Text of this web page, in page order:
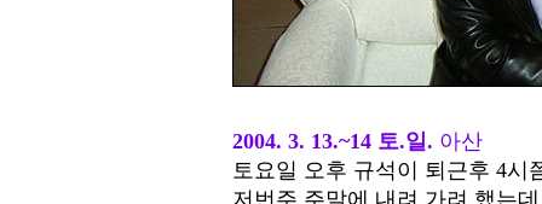
2004. 3. 13.~14 토.일. 아산
토요일 오후 규석이 퇴근후 4시
저번주 주말에 내려 가려 했는